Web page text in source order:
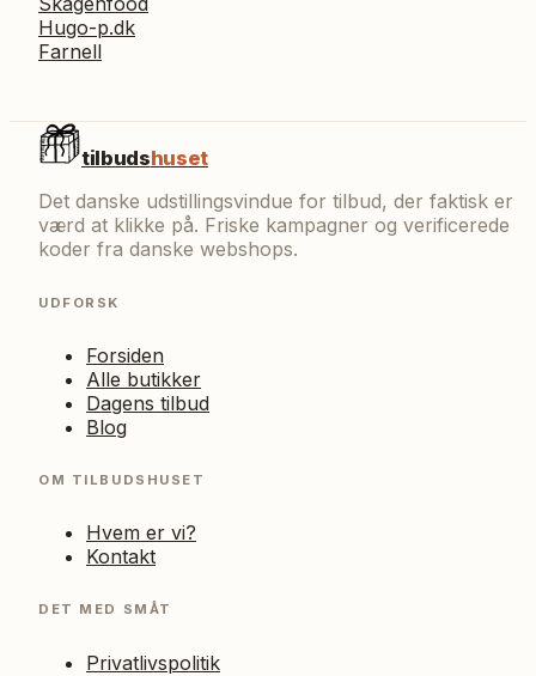
Hugo-p.dk
Farnell
tilbudshuset
Det danske udstillingsvindue for tilbud, der faktisk er
værd at klikke på. Friske kampagner og verificerede
koder fra danske webshops.
UDFORSK
Forsiden
Alle butikker
Dagens tilbud
Blog
OM TILBUDSHUSET
Hvem er vi?
Kontakt
DET MED SMÅT
Privatlivspolitik